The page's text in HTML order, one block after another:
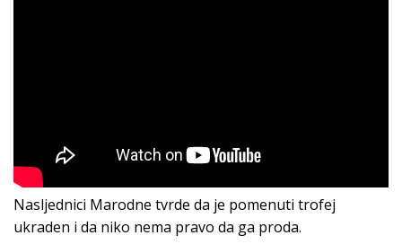
Nasljednici Marodne tvrde da je pomenuti trofej
ukraden i da niko nema pravo da ga proda.